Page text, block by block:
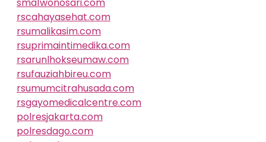
rscahayasehat.com
rsumalikasim.com
rsuprimaintimedika.com
rsarunlhokseumaw.com
rsufauziahbireu.com
rsumumcitrahusada.com
rsgayomedicalcentre.com
polresjakarta.com
polresdago.com